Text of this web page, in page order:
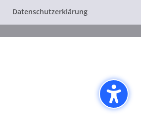
Datenschutzerklärung